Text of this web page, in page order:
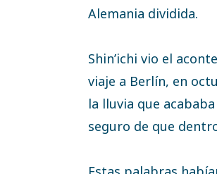
Alemania dividida.
Shin’ichi vio el
viaje a Berlín, en
la lluvia que
seguro de que